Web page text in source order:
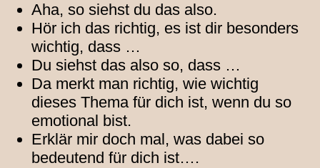
Aha, so siehst du das also.
Hör ich das richtig, es ist dir besonders
wichtig, dass …
Du siehst das also so, dass …
Da merkt man richtig, wie wichtig
dieses Thema für dich ist, wenn du so
emotional bist.
Erklär mir doch mal, was dabei so
bedeutend für dich ist….